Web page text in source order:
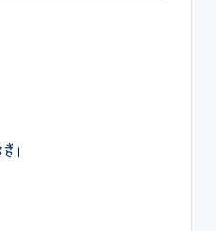
हैं।